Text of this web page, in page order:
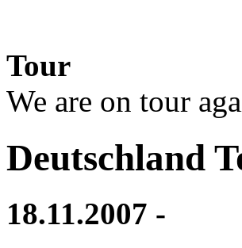
Tour
We are on tour
Deutschland
18.11.2007 -